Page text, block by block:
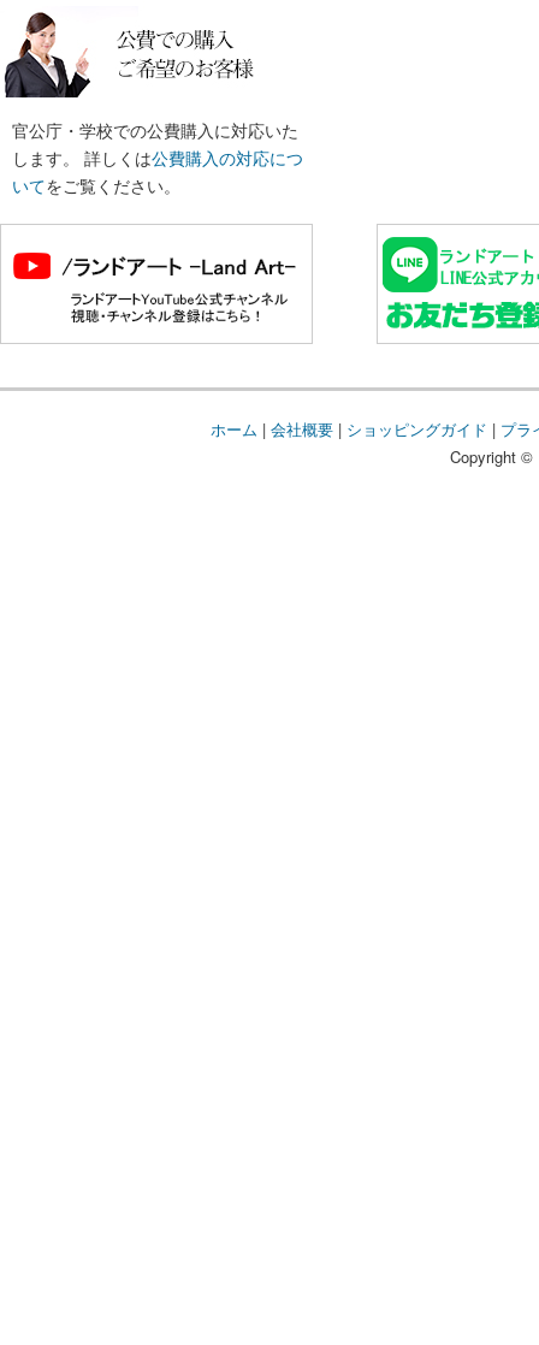
官公庁・学校での公費購入に対応いた
します。 詳しくは公費購入の対応につ
いてをご覧ください。
ホーム | 会社概要| ショッピングガイド | プラ
Copyright ©